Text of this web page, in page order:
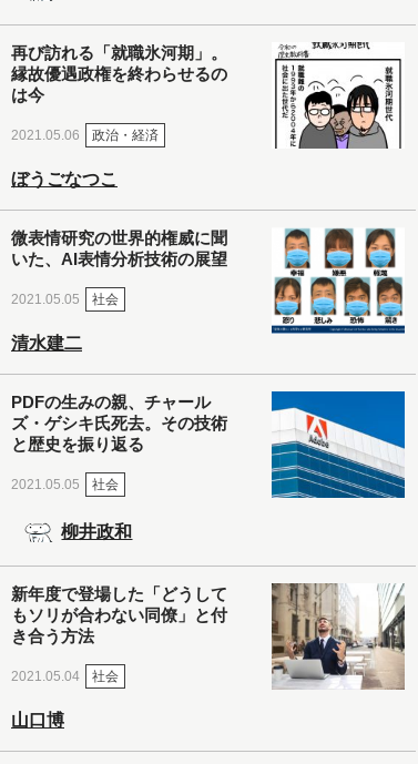
再び訪れる「就職氷河期」。
縁故優遇政権を終わらせるの
は今
2021.05.06 政治・経済
ぼうごなつこ
微表情研究の世界的権威に聞
いた、AI表情分析技術の展望
2021.05.05 社会
清水建二
PDFの生みの親、チャール
ズ・ゲシキ氏死去。その技術
と歴史を振り返る
2021.05.05 社会
柳井政和
新年度で登場した「どうして
もソリが合わない同僚」と付
き合う方法
2021.05.04 社会
山口博